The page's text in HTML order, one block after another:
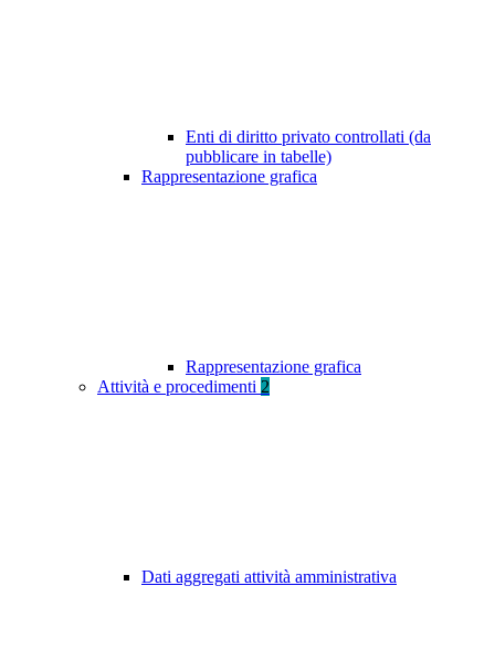
Enti di diritto privato controllati (da
pubblicare in tabelle)
Rappresentazione grafica
Rappresentazione grafica
Attività e procedimenti 2
Dati aggregati attività amministrativa